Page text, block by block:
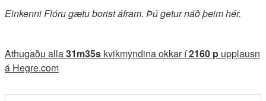
Einkenni Flóru gætu borist áfram. Þú getur náð þeim hér.
Athugaðu alla31m35s kvikmyndina okkar í2160 p upplausn
á Hegre.com